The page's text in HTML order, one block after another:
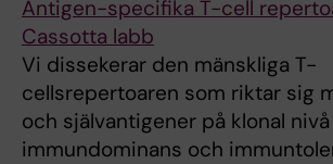
Antigen-specifika T-cell
Cassotta labb
Vi dissekerar den mänskliga T-
cellsrepertoaren som riktar sig
och självantigener på klonal
immundominans och